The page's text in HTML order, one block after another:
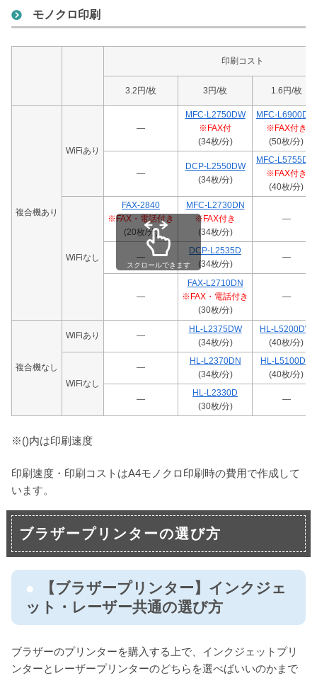
モノクロ印刷
印刷コスト
3.2円/枚 3円/枚 1.6円/枚
複合機あり
WiFiあり
―
MFC-L2750DW
※FAX付
(34枚/分)
MFC-L6900DW
※FAX付き
(50枚/分)
―
DCP-L2550DW
(34枚/分)
MFC-L5755DW
※FAX付き
(40枚/分)
WiFiなし
FAX-2840
※FAX・電話付き
(20枚/分)
MFC-L2730DN
※FAX付き
(34枚/分)
―
―
DCP-L2535D
(34枚/分)
―
―
FAX-L2710DN
※FAX・電話付き
(30枚/分)
―
複合機なし
WiFiあり ―
HL-L2375DW
(34枚/分)
HL-L5200DW
(40枚/分)
WiFiなし
―
HL-L2370DN
(34枚/分)
HL-L5100DN
(40枚/分)
―
HL-L2330D
(30枚/分)
―
スクロールできます
※()内は印刷速度
印刷速度・印刷コストはA4モノクロ印刷時の費用で作成して
います。
ブラザープリンターの選び方
【ブラザープリンター】インクジェ
ット・レーザー共通の選び方
ブラザーのプリンターを購入する上で、インクジェットプリ
ンターとレーザープリンターのどちらを選べばいいのかまで